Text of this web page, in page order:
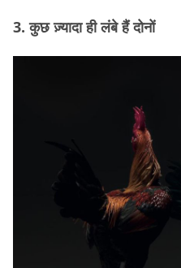
3. कुछ ज़्यादा ही लंबे हैं दोनों